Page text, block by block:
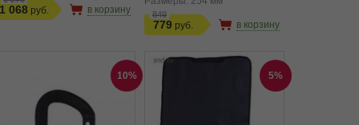
1 068 в корзину 849
779 в корзину
10% 5%